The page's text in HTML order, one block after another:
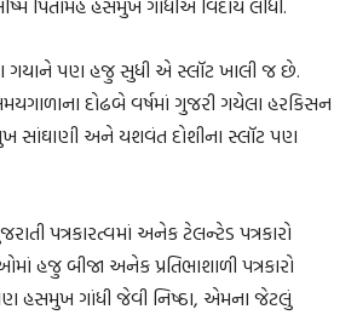
પિતામહ હસમુખ ગાંધીએ વિદાય લીધી.
ગયાને પણ હજુ સુધી એ સ્લૉટ ખાલી જ છે.
દોઢબે વર્ષમાં ગુજરી ગયેલા હરકિસન
સાંઘાણી અને યશવંત દોશીના સ્લૉટ પણ
પત્રકારત્વમાં અનેક ટેલન્ટેડ પત્રકારો
હજુ બીજા અનેક પ્રતિભાશાળી પત્રકારો
હસમુખ ગાંધી જેવી નિષ્ઠા, એમના જેટલું